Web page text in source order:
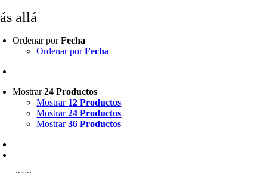
allá
Ordenar porFecha
Ordenar porFecha
Mostrar24 Productos
Mostrar 12 Productos
Mostrar24 Productos
Mostrar36 Productos